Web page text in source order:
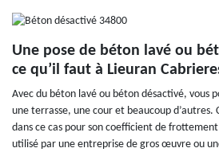
Une pose de béton lavé ou
ce qu’il faut à Lieuran
Avec du béton lavé ou béton désactivé, vous
une terrasse, une cour et beaucoup d’autres.
dans ce cas pour son coefficient de
utilisé par une entreprise de gros œuvre ou